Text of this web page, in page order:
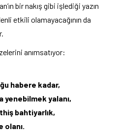
bir nakış gibi işlediği yazın
etkili olamayacağının da
anımsatıyor:
kadar,
yalanı,
bahtiyarlık,